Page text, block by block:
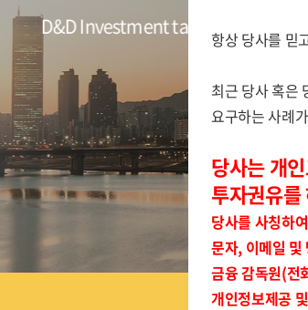
항상 당사를 믿
최근 당사 혹은
요구하는 사례
당사는 개
투자권유
당사를 사칭하
문자, 이메일
금융 감독원(전
개인정보제공
D&D Investment takes the lead in